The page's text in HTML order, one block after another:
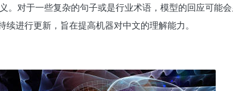
。对于一些复杂的句子或是行业术语，模型的回应可能会
进行更新，旨在提高机器对中文的理解能力。